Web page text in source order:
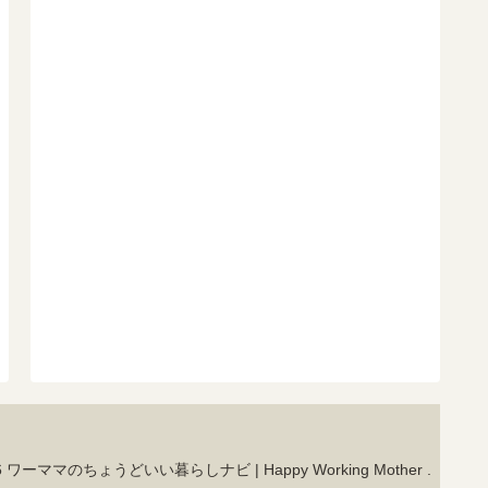
ーママのちょうどいい暮らしナビ | Happy Working Mother .